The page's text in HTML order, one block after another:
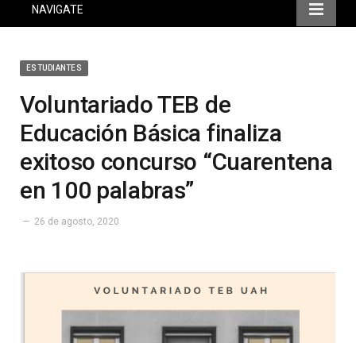
NAVIGATE
ESTUDIANTES
Voluntariado TEB de
Educación Básica finaliza
exitoso concurso “Cuarentena
en 100 palabras”
26 de agosto, 2020